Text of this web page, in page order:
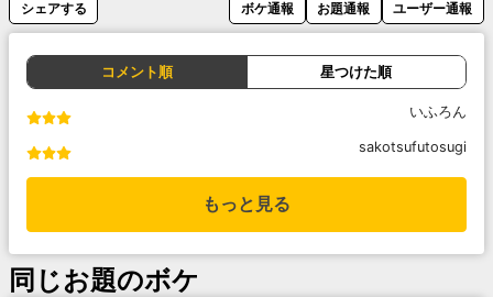
シェアする ボケ通報 お題通報 ユーザー通報
コメント順 星つけた順
いふろん
sakotsufutosugi
もっと見る
同じお題のボケ